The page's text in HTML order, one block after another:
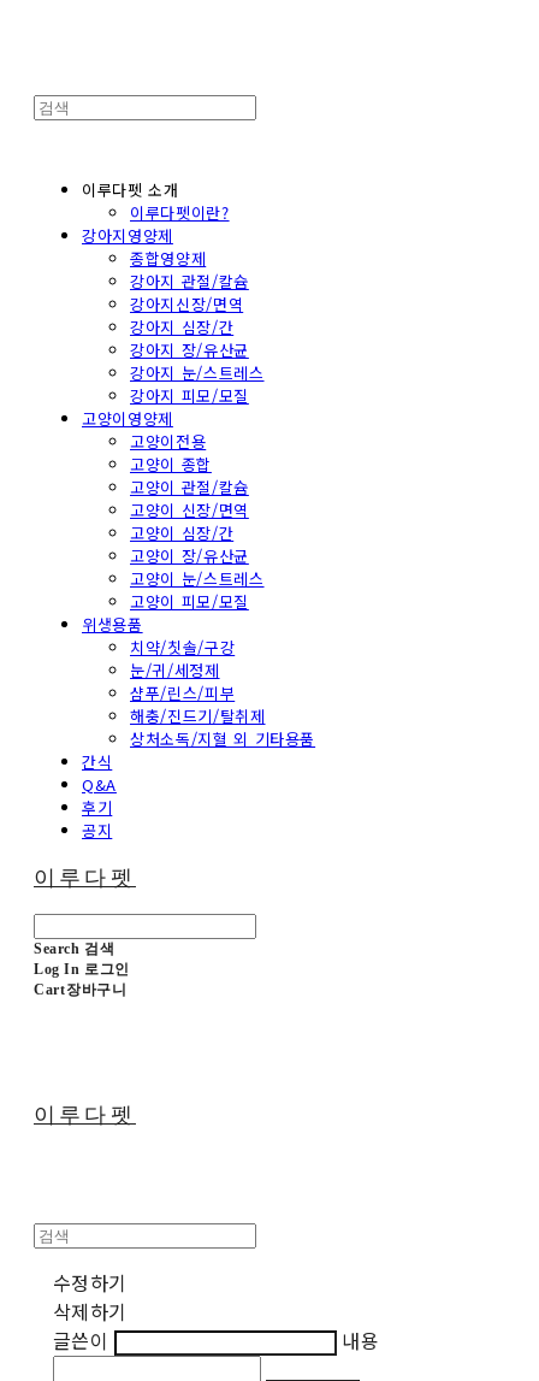
이루다펫 소개
이루다펫이란?
강아지영양제
종합영양제
강아지 관절/칼슘
강아지신장/면역
강아지 심장/간
강아지 장/유산균
강아지 눈/스트레스
강아지 피모/모질
고양이영양제
고양이전용
고양이 종합
고양이 관절/칼슘
고양이 신장/면역
고양이 심장/간
고양이 장/유산균
고양이 눈/스트레스
고양이 피모/모질
위생용품
치약/칫솔/구강
눈/귀/세정제
샴푸/린스/피부
해충/진드기/탈취제
상처소독/지혈 외 기타용품
간식
Q&A
후기
공지
이루다펫
Search 검색
Log In 로그인
Cart장바구니
이루다펫
수정하기
삭제하기
글쓴이
내용